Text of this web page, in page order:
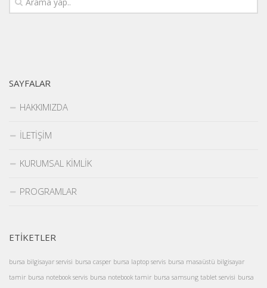
Notebook Servisi
LG Telefon Servisi
iPad Servisi
Samsung Tablet Servisi
PROGRAMLAR
İLETİŞİM
SAYFALAR
HAKKIMIZDA
İLETİŞİM
KURUMSAL KİMLİK
PROGRAMLAR
ETİKETLER
bursa bilgisayar servisi bursa casper bursa laptop servis bursa masaüstü bilgisayar
tamir bursa notebook servis bursa notebook tamir bursa samsung tablet servisi bursa